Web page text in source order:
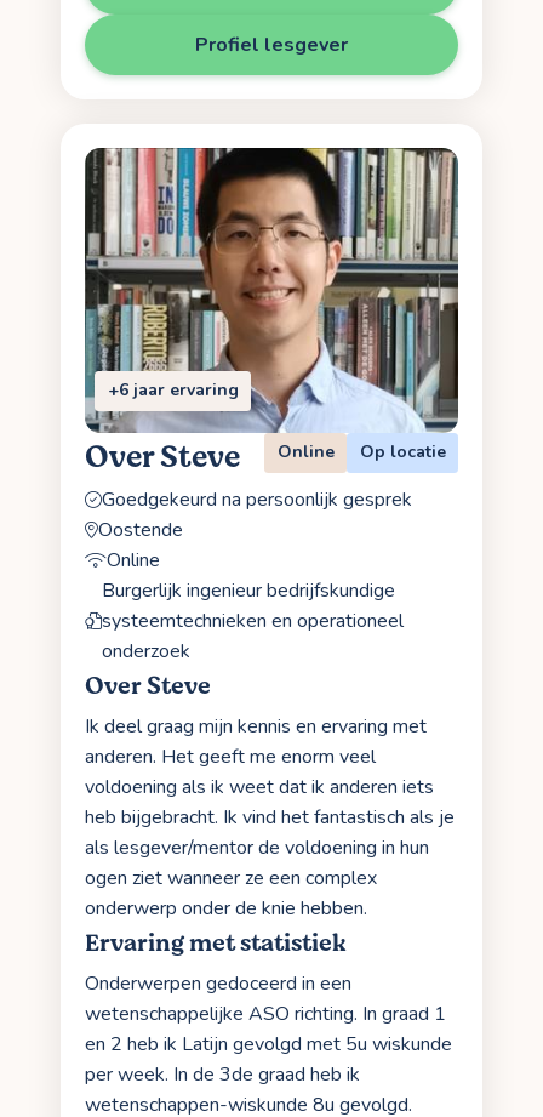
Profiel lesgever
+6 jaar ervaring
Over Steve Online Op locatie
Goedgekeurd na persoonlijk gesprek
Oostende
Online
Burgerlijk ingenieur bedrijfskundige
systeemtechnieken en operationeel
onderzoek
Over Steve
Ik deel graag mijn kennis en ervaring met
anderen. Het geeft me enorm veel
voldoening als ik weet dat ik anderen iets
heb bijgebracht. Ik vind het fantastisch als je
als lesgever/mentor de voldoening in hun
ogen ziet wanneer ze een complex
onderwerp onder de knie hebben.
Ervaring met statistiek
Onderwerpen gedoceerd in een
wetenschappelijke ASO richting. In graad 1
en 2 heb ik Latijn gevolgd met 5u wiskunde
per week. In de 3de graad heb ik
wetenschappen-wiskunde 8u gevolgd.